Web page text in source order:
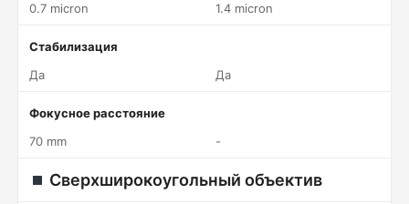
0.7 micron
1.4 micron
Стабилизация
Да
Да
Фокусное расстояние
70 mm
-
Сверхширокоугольный объектив